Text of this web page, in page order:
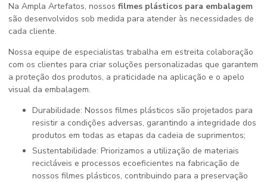
Na Ampla Artefatos, nossos filmes plásticos para embalagem
são desenvolvidos sob medida para atender às necessidades de
cada cliente.
Nossa equipe de especialistas trabalha em estreita colaboração
com os clientes para criar soluções personalizadas que garantem
a proteção dos produtos, a praticidade na aplicação e o apelo
visual da embalagem.
Durabilidade: Nossos filmes plásticos são projetados para
resistir a condições adversas, garantindo a integridade dos
produtos em todas as etapas da cadeia de suprimentos;
Sustentabilidade: Priorizamos a utilização de materiais
recicláveis e processos ecoeficientes na fabricação de
nossos filmes plásticos, contribuindo para a preservação